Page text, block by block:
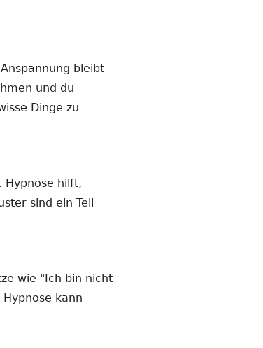
bleibt
und du
Dinge zu
Hypnose hilft,
sind ein Teil
wie "Ich bin nicht
kann